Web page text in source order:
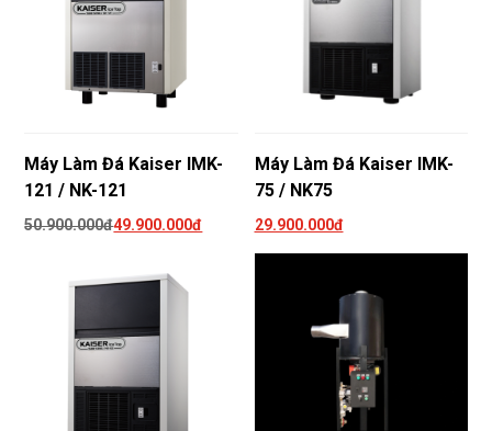
Máy Làm Đá Kaiser IMK-
121 / NK-121
50.900.000đ49.900.000đ
Máy Làm Đá Kaiser IMK-
75 / NK75
29.900.000đ